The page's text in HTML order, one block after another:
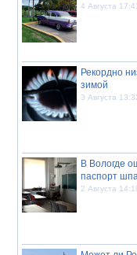
4 Августа 17:41
Рекордно
зимой
3 Августа
В Вологде
паспорт
2 Августа